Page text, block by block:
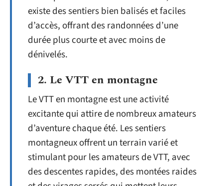
existe des sentiers bien balisés et faciles
d’accès, offrant des randonnées d’une
durée plus courte et avec moins de
dénivelés.
2. Le VTT en montagne
Le VTT en montagne est une activité
excitante qui attire de nombreux amateurs
d’aventure chaque été. Les sentiers
montagneux offrent un terrain varié et
stimulant pour les amateurs de VTT, avec
des descentes rapides, des montées raides